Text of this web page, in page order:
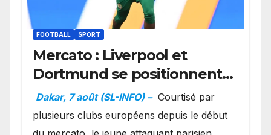
FOOTBALL SPORT
Mercato : Liverpool et
Dortmund se positionnent
en favoris pour recruter
Ibrahim Mbaye
Dakar, 7 août (SL-INFO) – Courtisé par
plusieurs clubs européens depuis le début